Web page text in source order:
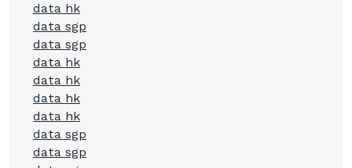
data hk
data sgp
data sgp
data hk
data hk
data hk
data hk
data sgp
data sgp